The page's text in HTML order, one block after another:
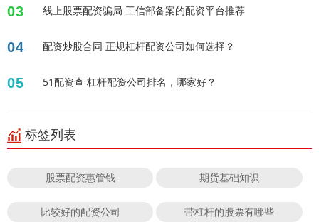
03 线上股票配资骗局 工信部备案的配资平台推荐
04 配资炒股合同 正规杠杆配资公司如何选择？
05 51配资查 杠杆配资公司排名，哪家好？
标签列表
股票配资惠管钱 期货基础知识
比较好的配资公司 带杠杆的股票有哪些